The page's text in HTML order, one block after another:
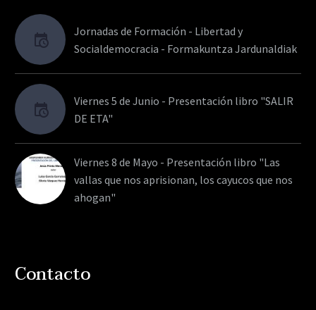
Jornadas de Formación - Libertad y
Socialdemocracia - Formakuntza Jardunaldiak
Viernes 5 de Junio - Presentación libro "SALIR
DE ETA"
Viernes 8 de Mayo - Presentación libro "Las
vallas que nos aprisionan, los cayucos que nos
ahogan"
Contacto